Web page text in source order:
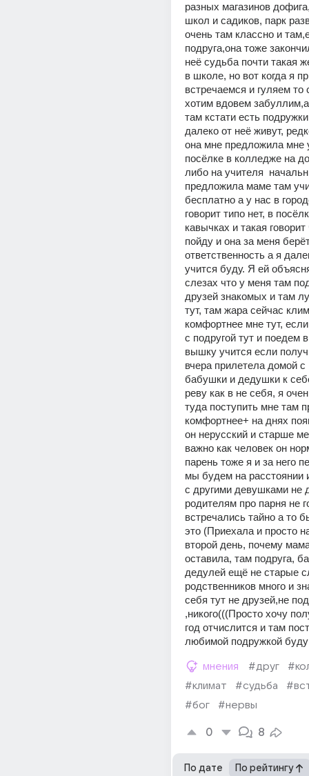
разных магазинов
школ и садиков, парк
очень там классно и
подруга,она тоже
неё судьба почти такая
в школе, но вот когда я
встречаемся и гуляем то
хотим вдовем
там кстати есть
далеко от неё живут,
она мне предложила мне
посёлке в колледже на
либо на учителя
предложила маме там
бесплатно а у нас в
говорит типо нет, в
кавычках и такая
пойду и она за меня
ответственность а я
учится буду. Я ей
слезах что у меня там
друзей знакомых и там
тут, там жара сейчас
комфортнее мне тут,
с подругой тут и поедем
вышку учится если
вчера прилетела домой с
бабушки и дедушки к
реву как в не себя, я
туда поступить мне там
комфортнее+ на днях
он нерусский и старше
важно как человек он
парень тоже я и за него
мы будем на расстоянии
с другими девушками не
родителям про парня не
встречались тайно а то
это (Приехала и просто
второй день, почему
оставила, там подруга,
дедулей ещё не старые
родственников много и
себя тут не друзей,не
,никого(((Просто хочу
год отчислится и там
любимой подружкой буду
мнения #друг
#климат
#судьба
#бог
#нервы
0 8
По дате По рейтингу